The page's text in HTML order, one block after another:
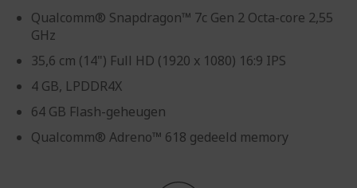
Qualcomm® Snapdragon™ 7c Gen 2 Octa-core 2,55
GHz
35,6 cm (14") Full HD (1920 x 1080) 16:9 IPS
4 GB, LPDDR4X
64 GB Flash-geheugen
Qualcomm® Adreno™ 618 gedeeld memory